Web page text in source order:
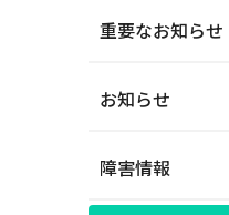
重要なお知らせ
お知らせ
障害情報